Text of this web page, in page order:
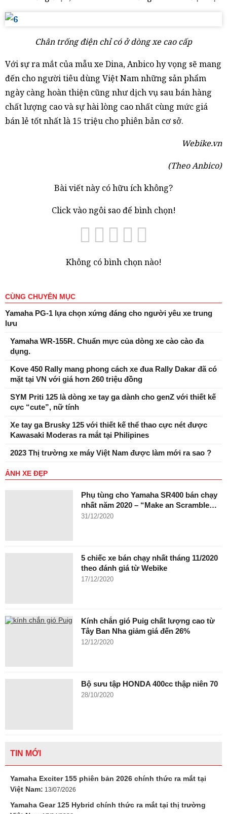
Chân trống điện chỉ có ở dòng xe cao cấp
Với sự ra mắt của mẫu xe Dina, Anbico hy vọng sẽ mang
đến cho người tiêu dùng Việt Nam những sản phẩm
ngày càng hoàn thiện cũng như dịch vụ sau bán hàng
chất lượng cao và sự hài lòng cao nhất cùng mức giá
bán lẻ tốt nhất là 15 triệu cho phiên bản cơ sở.
Webike.vn
(Theo Anbico)
Bài viết này có hữu ích không?
Click vào ngôi sao để bình chọn!
Không có bình chọn nào!
CÙNG CHUYÊN MỤC
Yamaha PG-1 lựa chọn xứng đáng cho người yêu xe trung
lưu
Yamaha WR-155R. Chuẩn mực của dòng xe cào cào đa
dụng.
Kove 450 Rally mang phong cách xe đua Rally Dakar đã có
mặt tại VN với giá hơn 260 triệu đồng
SYM Priti 125 là dòng xe tay ga dành cho genZ với thiết kế
cực “cute”, nữ tính
Xe tay ga Brusky 125 với thiết kế thể thao cực nét được
Kawasaki Moderas ra mắt tại Philipines
2023 Thị trường xe máy Việt Nam được làm mới ra sao ?
ẢNH XE ĐẸP
Phụ tùng cho Yamaha SR400 bán chạy
nhất năm 2020 – “Make an Scramble…
31/12/2020
5 chiếc xe bán chạy nhất tháng 11/2020
theo đánh giá từ Webike
17/12/2020
Kính chắn gió Puig chất lượng cao từ
Tây Ban Nha giảm giá đến 26%
12/12/2020
Bộ sưu tập HONDA 400cc thập niên 70
28/10/2020
TIN MỚI
Yamaha Exciter 155 phiên bản 2026 chính thức ra mắt tại
Việt Nam: 13/07/2026
Yamaha Gear 125 Hybrid chính thức ra mắt tại thị trường